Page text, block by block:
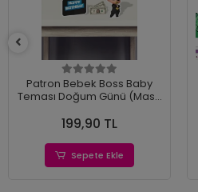
Patron Bebek Boss Baby
Teması Doğum Günü (Masa
199,90 TL
Sepete Ekle